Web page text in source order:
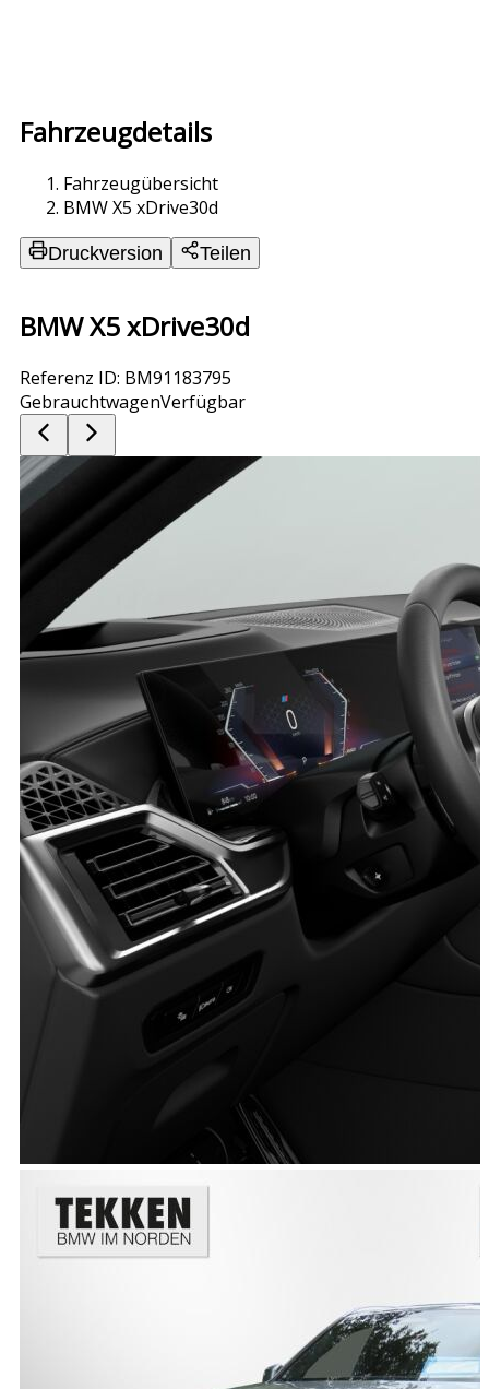
Fahrzeugdetails
Fahrzeugübersicht
BMW X5 xDrive30d
Druckversion Teilen
BMW X5 xDrive30d
Referenz ID: BM91183795
GebrauchtwagenVerfügbar